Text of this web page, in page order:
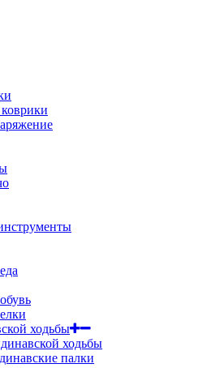
ходьбы
ходьбы
палки